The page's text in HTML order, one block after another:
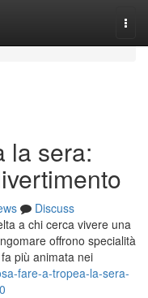
la sera:
Discuss
a chi cerca vivere una
offrono specialità
più animata nei
fare-a-tropea-la-sera-